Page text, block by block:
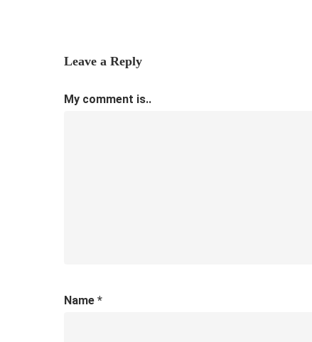
Leave a Reply
My comment is..
Name *